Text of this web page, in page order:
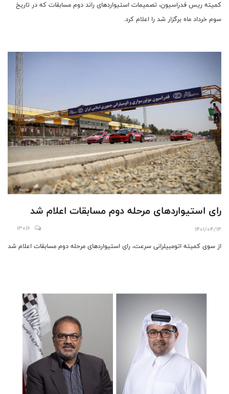
کمیته ریس فدراسیون، تصمیمات استیواردهای راند دوم مسابقات که در تاریخ
سوم خرداد ماه برگزار شد را اعلام کرد.
رای استیواردهای مرحله دوم مسابقات اعلام شد
1401/04/14
13016
از سوی کمیته اتومبیلرانی سرعت، رای استیواردهای مرحله دوم مسابقات اعلام شد